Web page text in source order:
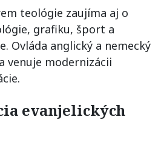
teológie zaujíma aj o
grafiku, šport a
Ovláda anglický a nemecký
venuje modernizácii
evanjelických